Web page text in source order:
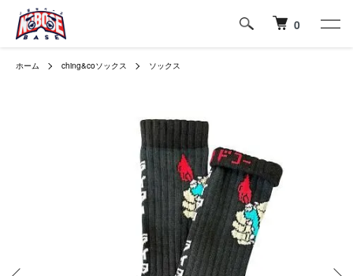
0
ホーム ching&coソックス ソックス